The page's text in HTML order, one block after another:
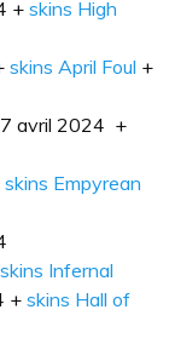
+ skins High
skins April Foul +
avril 2024 +
skins Empyrean
skins Infernal
+skins Hall of